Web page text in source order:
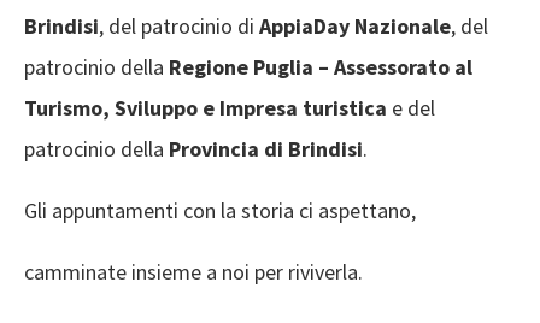
Brindisi, del patrocinio di AppiaDay Nazionale, del
patrocinio della Regione Puglia – Assessorato al
Turismo, Sviluppo e Impresa turistica e del
patrocinio della Provincia di Brindisi.
Gli appuntamenti con la storia ci aspettano,
camminate insieme a noi per riviverla.